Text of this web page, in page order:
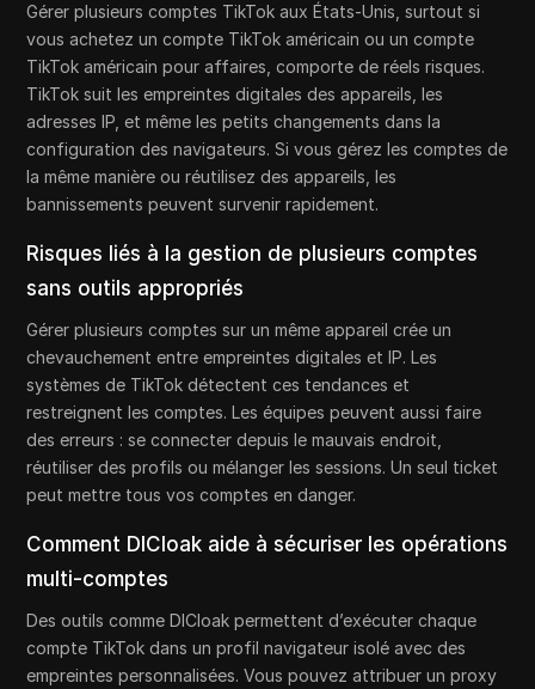
Gérer plusieurs comptes TikTok aux États-Unis, surtout si
vous achetez un compte TikTok américain ou un compte
TikTok américain pour affaires, comporte de réels risques.
TikTok suit les empreintes digitales des appareils, les
adresses IP, et même les petits changements dans la
configuration des navigateurs. Si vous gérez les comptes de
la même manière ou réutilisez des appareils, les
bannissements peuvent survenir rapidement.
Risques liés à la gestion de plusieurs comptes
sans outils appropriés
Gérer plusieurs comptes sur un même appareil crée un
chevauchement entre empreintes digitales et IP. Les
systèmes de TikTok détectent ces tendances et
restreignent les comptes. Les équipes peuvent aussi faire
des erreurs : se connecter depuis le mauvais endroit,
réutiliser des profils ou mélanger les sessions. Un seul ticket
peut mettre tous vos comptes en danger.
Comment DICloak aide à sécuriser les opérations
multi-comptes
Des outils comme DICloak permettent d’exécuter chaque
compte TikTok dans un profil navigateur isolé avec des
empreintes personnalisées. Vous pouvez attribuer un proxy